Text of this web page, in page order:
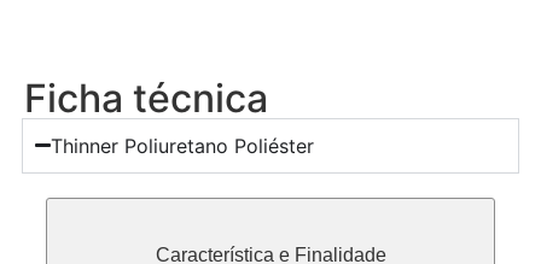
Ficha técnica
Thinner Poliuretano Poliéster
Característica e Finalidade